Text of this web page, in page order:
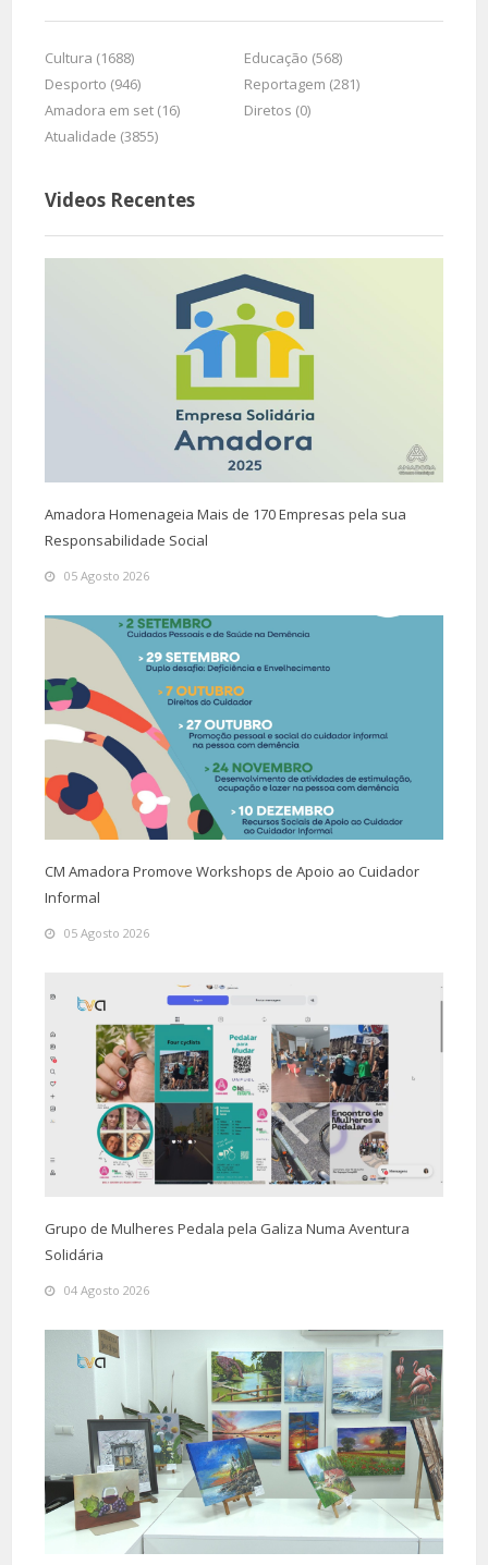
Cultura (1688)
Educação (568)
Desporto (946)
Reportagem (281)
Amadora em set (16)
Diretos (0)
Atualidade (3855)
Videos Recentes
Amadora Homenageia Mais de 170 Empresas pela sua
Responsabilidade Social
05 Agosto 2026
CM Amadora Promove Workshops de Apoio ao Cuidador
Informal
05 Agosto 2026
Grupo de Mulheres Pedala pela Galiza Numa Aventura
Solidária
04 Agosto 2026